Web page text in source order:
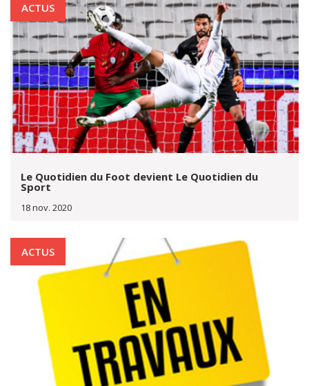
ACTUS
Le Quotidien du Foot devient Le Quotidien du
Sport
18 nov. 2020
ACTUS